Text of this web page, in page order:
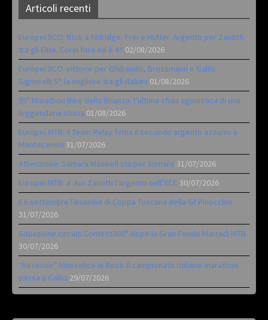
Articoli recenti
Europei XCO: titoli a Aldridge, Frei e Hutter. Argento per Zanotti
tra gli Elite. Corvi fora ed è 4^ 02/08/2026
Europei XCO: vittorie per Ghibaudo, Grossmann e Gallis.
Signorelli 5^ la migliore tra gli italiani 01/08/2026
35ª Marathon Bike della Brianza: l’ultima sfida agonistica di una
leggendaria storia 01/08/2026
Europei MTB: il Team Relay firma il secondo argento azzurro a
Monteceneri 31/07/2026
Attenzione: Samara Maxwell sta per tornare 31/07/2026
Europei MTB: a Juri Zanotti l’argento nell’XCC 30/07/2026
Il 6 settembre l’esordio di Coppa Toscana della Gf Pinocchio
31/07/2026
Situazione circuiti Contest360° dopo la Gran Fondo Marradi MTB
30/07/2026
“Au revoir” Monselice in Rosa. Il campionato italiano marathon
passa a Gallio 29/07/2026